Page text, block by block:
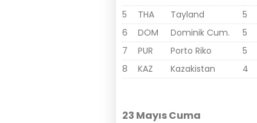
5
THA Tayland 5
6
DOM Dominik Cum. 5
7
PUR Porto Riko 5
8
KAZ Kazakistan 4
23 Mayıs Cuma